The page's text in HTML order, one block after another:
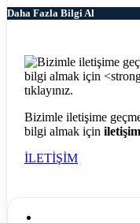
Daha Fazla Bilgi Al
Bizimle iletişime
bilgi almak için iletişim
İLETİŞİM